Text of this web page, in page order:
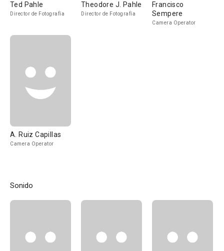
Ted Pahle
Director de Fotografía
Theodore J. Pahle
Director de Fotografía
Francisco
Sempere
Camera Operator
A. Ruiz Capillas
Camera Operator
Sonido